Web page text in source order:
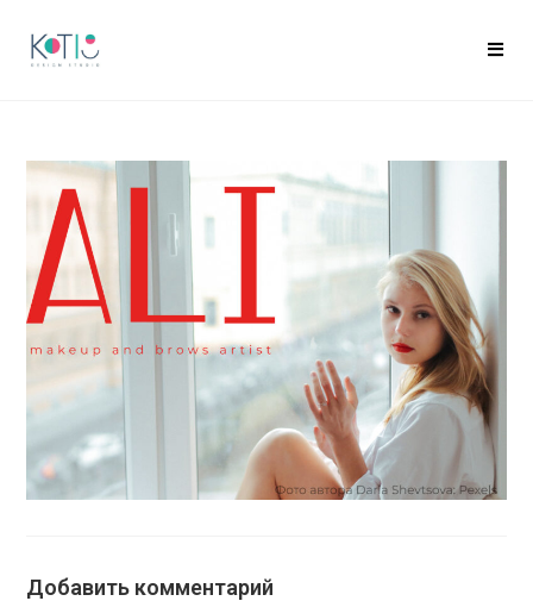
Добавить комментарий